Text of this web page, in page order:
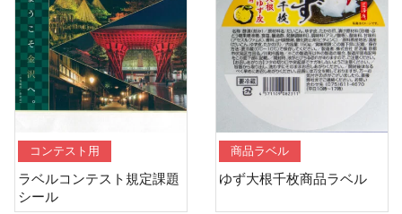
コンテスト用
ラベルコンテスト規定課題
シール
商品ラベル
ゆず大根千枚商品ラベル